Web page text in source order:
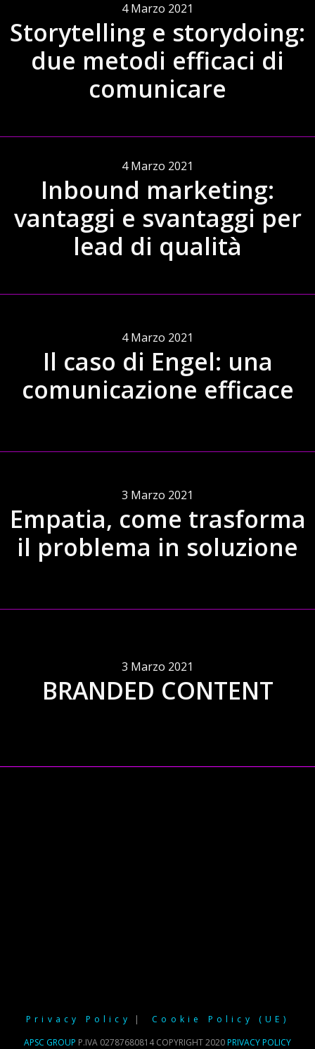
4 Marzo 2021
Storytelling e storydoing:
due metodi efficaci di
comunicare
4 Marzo 2021
Inbound marketing:
vantaggi e svantaggi per
lead di qualità
4 Marzo 2021
Il caso di Engel: una
comunicazione efficace
3 Marzo 2021
Empatia, come trasforma
il problema in soluzione
3 Marzo 2021
BRANDED CONTENT
Privacy Policy
Cookie Policy (UE)
APSC GROUP P.IVA 02787680814 COPYRIGHT 2020PRIVACY POLICY